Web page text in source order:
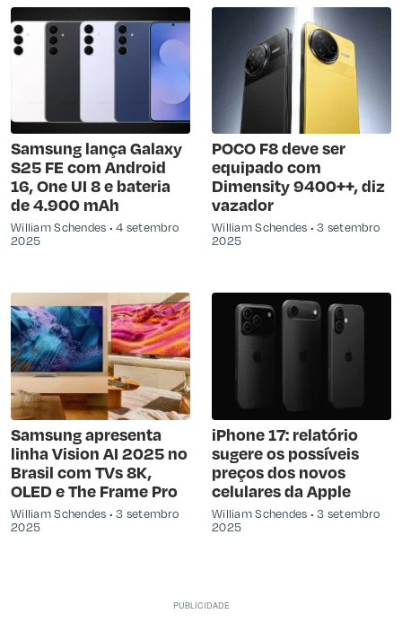
Samsung lança Galaxy
S25 FE com Android
16, One UI 8 e bateria
de 4.900 mAh
William Schendes
4 setembro
2025
POCO F8 deve ser
equipado com
Dimensity 9400++, diz
vazador
William Schendes
3 setembro
2025
Samsung apresenta
linha Vision AI 2025 no
Brasil com TVs 8K,
OLED e The Frame Pro
William Schendes
3 setembro
2025
iPhone 17: relatório
sugere os possíveis
preços dos novos
celulares da Apple
William Schendes
3 setembro
2025